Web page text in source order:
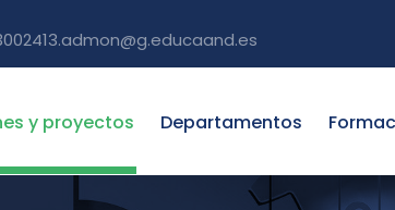
y proyectos Departamentos